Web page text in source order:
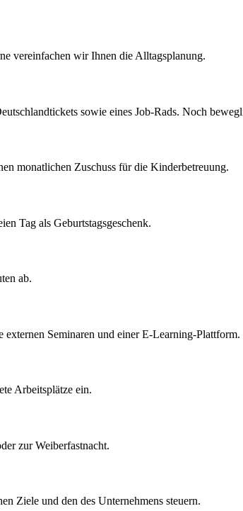
vereinfachen wir Ihnen die Alltagsplanung.
sowie eines Job-Rads. Noch
monatlichen Zuschuss für die Kinderbetreuung.
Tag als Geburtstagsgeschenk.
ab.
Seminaren und einer E-Learning-Plattform.
Arbeitsplätze ein.
zur Weiberfastnacht.
Ziele und den des Unternehmens steuern.